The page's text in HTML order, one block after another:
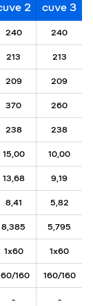
2 cuve 3
240 240
213 213
209 209
370 260
238 238
15,00 10,00
13,68 9,19
8,41 5,82
8,385 5,795
1x60 1x60
160 160/160
- -